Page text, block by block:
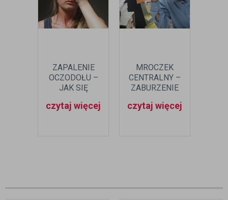
ZAPALENIE
OCZODOŁU –
JAK SIĘ
czytaj więcej
MROCZEK
CENTRALNY –
ZABURZENIE
czytaj więcej